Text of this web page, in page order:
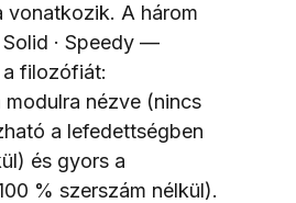
vonatkozik. A három
· Speedy —
filozófiát:
nézve (nincs
a lefedettségben
és gyors a
% szerszám nélkül).